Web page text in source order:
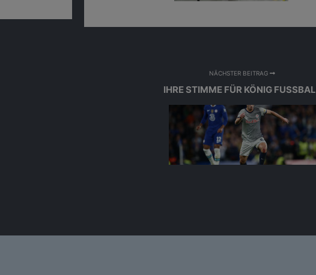
NÄCHSTER BEITRAG
IHRE STIMME FÜR KÖNIG FUSSBALL